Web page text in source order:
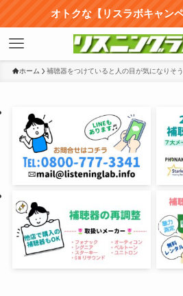
オトクな【リスラボキャン
ホーム 補聴器をつけていると人の目が気になりそ